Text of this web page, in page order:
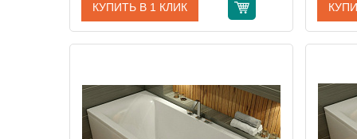
КУПИТЬ В 1 КЛИК
Производитель Vayer
Высота, см 61